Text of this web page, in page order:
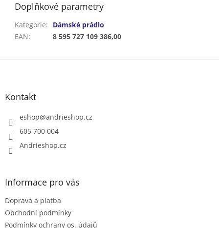
Doplňkové parametry
Kategorie:
Dámské prádlo
EAN: 8 595 727 109 386,00
Z
Kontakt
eshop@andrieshop.cz
605 700 004
Andrieshop.cz
Informace pro vás
Doprava a platba
Obchodní podmínky
Podmínky ochrany os. údajů